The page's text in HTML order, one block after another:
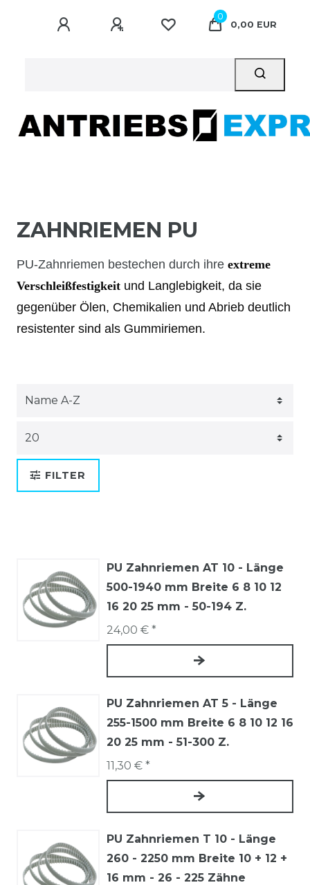
0
0,00 EUR
ZAHNRIEMEN PU
PU-Zahnriemen bestechen durch ihre extreme
Verschleißfestigkeit und Langlebigkeit, da sie
gegenüber Ölen, Chemikalien und Abrieb deutlich
resistenter sind als Gummiriemen.
FILTER
PU Zahnriemen AT 10 - Länge
500-1940 mm Breite 6 8 10 12
16 20 25 mm - 50-194 Z.
24,00 € *
PU Zahnriemen AT 5 - Länge
255-1500 mm Breite 6 8 10 12 16
20 25 mm - 51-300 Z.
11,30 € *
PU Zahnriemen T 10 - Länge
260 - 2250 mm Breite 10 + 12 +
16 mm - 26 - 225 Zähne